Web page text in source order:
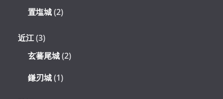
置塩城(2)
近江(3)
玄蕃尾城(2)
鎌刃城(1)